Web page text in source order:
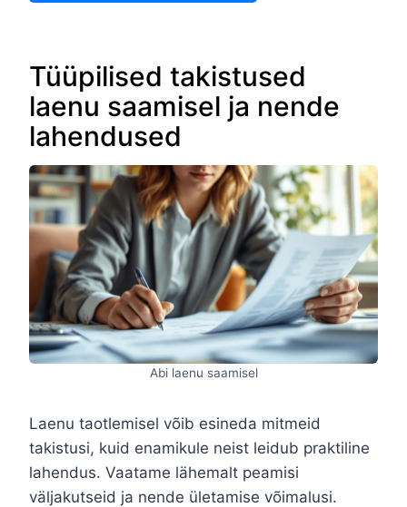
Tüüpilised takistused
laenu saamisel ja nende
lahendused
Abi laenu saamisel
Laenu taotlemisel võib esineda mitmeid
takistusi, kuid enamikule neist leidub praktiline
lahendus. Vaatame lähemalt peamisi
väljakutseid ja nende ületamise võimalusi.